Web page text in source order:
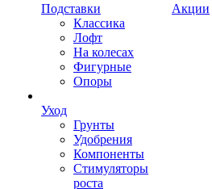
Подставки
Классика
Лофт
На колесах
Фигурные
Опоры
Уход
Грунты
Удобрения
Компоненты
Стимуляторы
роста
Акции